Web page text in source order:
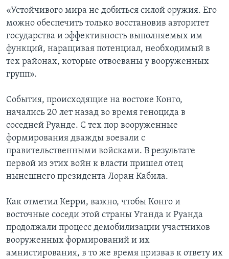
«Устойчивого мира не добиться силой оружия. Его
можно обеспечить только восстановив авторитет
государства и эффективность выполняемых им
функций, наращивая потенциал, необходимый в
тех районах, которые отвоеваны у вооруженных
групп».
События, происходящие на востоке Конго,
начались 20 лет назад во время геноцида в
соседней Руанде. С тех пор вооруженные
формирования дважды воевали с
правительственными войсками. В результате
первой из этих войн к власти пришел отец
нынешнего президента Лоран Кабила.
Как отметил Керри, важно, чтобы Конго и
восточные соседи этой страны Уганда и Руанда
продолжали процесс демобилизации участников
вооруженных формирований и их
амнистирования, в то же время призвав к ответу их